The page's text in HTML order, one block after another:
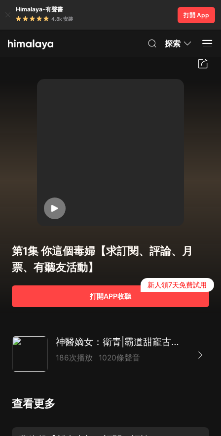
Himalaya-有聲書
4.8k 安裝
打開 App
探索
第1集 你這個毒婦【求訂閱、評論、月
票、有聽友活動】
打開APP收聽
新人領7天免費試用
神醫嫡女：衛青|霸道甜寵古言|穿越
186次播放 1020條聲音
查看更多